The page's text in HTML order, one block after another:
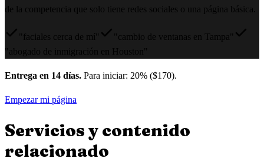
de la competencia que solo tiene redes sociales o una página básica.
"faciales cerca de mí"
"cambio de ventanas en Tampa"
"abogado de inmigración en Houston"
Entrega en 14 días. Para iniciar: 20% ($170).
Empezar mi página
Servicios y contenido
relacionado